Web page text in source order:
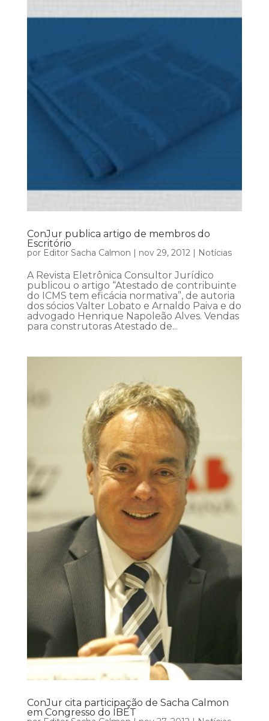
ConJur publica artigo de membros do
Escritório
por Editor Sacha Calmon nov 29, 2012| Notícias
A Revista Eletrônica Consultor Jurídico
publicou o artigo “Atestado de contribuinte
do ICMS tem eficácia normativa”, de autoria
dos sócios Valter Lobato e Arnaldo Paiva e do
advogado Henrique Napoleão Alves. Vendas
para construtoras Atestado de...
ConJur cita participação de Sacha Calmon
em Congresso do IBET